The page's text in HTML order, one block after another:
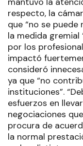
respecto, la
que “no se
la medida
por los
impactó
consideró
ya que “no
instituciones”.
esfuerzos en
negociaciones
procura de
la normal